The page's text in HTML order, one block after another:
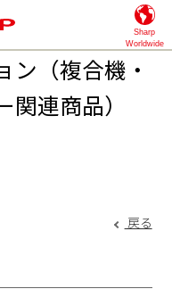
Sharp
Worldwide
ン（複合機・
連商品）
戻る